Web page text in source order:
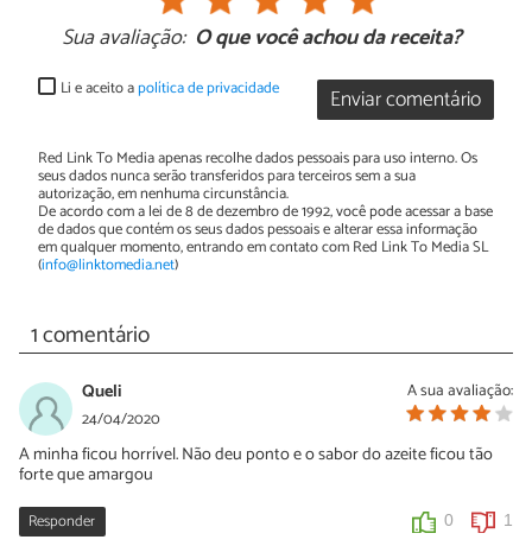
Sua avaliação: O que você achou da receita?
Enviar comentário
Li e aceito apolítica de privacidade
Red Link To Media apenas recolhe dados pessoais para uso interno. Os
seus dados nunca serão transferidos para terceiros sem a sua
autorização, em nenhuma circunstância.
De acordo com a lei de 8 de dezembro de 1992, você pode acessar a base
de dados que contém os seus dados pessoais e alterar essa informação
em qualquer momento, entrando em contato com Red Link To Media SL
(info@linktomedia.net)
1 comentário
A sua avaliação:
Queli
24/04/2020
A minha ficou horrível. Não deu ponto e o sabor do azeite ficou tão
forte que amargou
Responder 0 1